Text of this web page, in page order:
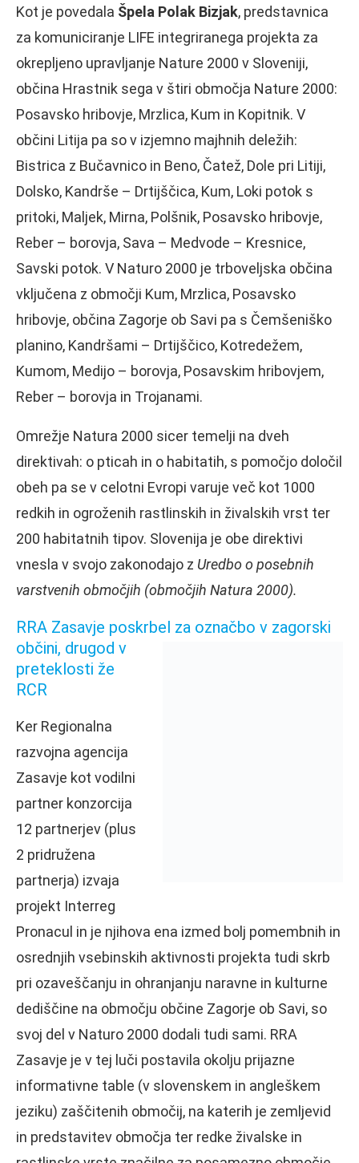
Kot je povedala Špela Polak Bizjak, predstavnica
za komuniciranje LIFE integriranega projekta za
okrepljeno upravljanje Nature 2000 v Sloveniji,
občina Hrastnik sega v štiri območja Nature 2000:
Posavsko hribovje, Mrzlica, Kum in Kopitnik. V
občini Litija pa so v izjemno majhnih deležih:
Bistrica z Bučavnico in Beno, Čatež, Dole pri Litiji,
Dolsko, Kandrše – Drtijščica, Kum, Loki potok s
pritoki, Maljek, Mirna, Polšnik, Posavsko hribovje,
Reber – borovja, Sava – Medvode – Kresnice,
Savski potok. V Naturo 2000 je trboveljska občina
vključena z območji Kum, Mrzlica, Posavsko
hribovje, občina Zagorje ob Savi pa s Čemšeniško
planino, Kandršami – Drtijščico, Kotredežem,
Kumom, Medijo – borovja, Posavskim hribovjem,
Reber – borovja in Trojanami.
Omrežje Natura 2000 sicer temelji na dveh
direktivah: o pticah in o habitatih, s pomočjo določil
obeh pa se v celotni Evropi varuje več kot 1000
redkih in ogroženih rastlinskih in živalskih vrst ter
200 habitatnih tipov. Slovenija je obe direktivi
vnesla v svojo zakonodajo z Uredbo o posebnih
varstvenih območjih (območjih Natura 2000).
RRA Zasavje poskrbel za označbo v zagorski
občini, drugod v
preteklosti že
RCR
Ker Regionalna
razvojna agencija
Zasavje kot vodilni
partner konzorcija
12 partnerjev (plus
2 pridružena
partnerja) izvaja
projekt Interreg
Pronacul in je njihova ena izmed bolj pomembnih in
osrednjih vsebinskih aktivnosti projekta tudi skrb
pri ozaveščanju in ohranjanju naravne in kulturne
dediščine na območju občine Zagorje ob Savi, so
svoj del v Naturo 2000 dodali tudi sami. RRA
Zasavje je v tej luči postavila okolju prijazne
informativne table (v slovenskem in angleškem
jeziku) zaščitenih območij, na katerih je zemljevid
in predstavitev območja ter redke živalske in